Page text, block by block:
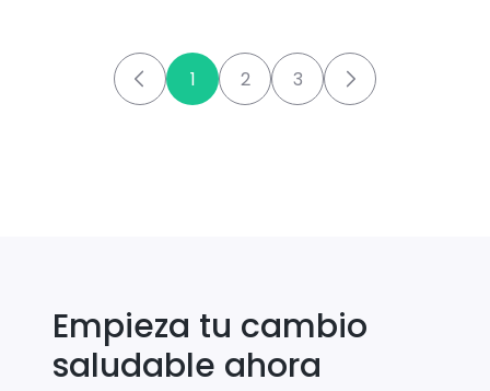
1 2 3
Empieza tu cambio
saludable ahora